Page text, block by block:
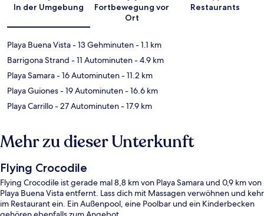
In der Umgebung
Fortbewegung vor
Ort
Restaurants
Playa Buena Vista- 13 Gehminuten- 1.1 km
Barrigona Strand - 11 Autominuten- 4.9 km
Playa Samara- 16 Autominuten- 11.2 km
Playa Guiones- 19 Autominuten- 16.6 km
Playa Carrillo- 27 Autominuten- 17.9 km
Mehr zu dieser Unterkunft
Flying Crocodile
Flying Crocodile ist gerade mal 8,8 km von Playa Samara und 0,9 km von
Playa Buena Vista entfernt. Lass dich mit Massagen verwöhnen und kehr
im Restaurant ein. Ein Außenpool, eine Poolbar und ein Kinderbecken